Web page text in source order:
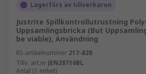
Lagerförs av tillverkaren
Justrite Spillkontrollutrustning
Uppsamlingsbricka (But
be viable), Användning
RS-artikelnummer 217-828
Tillv. art.nr JEN28716BL
Antal (1 enhet)